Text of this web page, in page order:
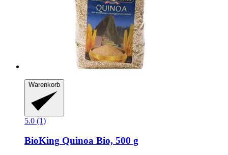
Warenkorb
5.0 (1)
BioKing Quinoa Bio, 500 g